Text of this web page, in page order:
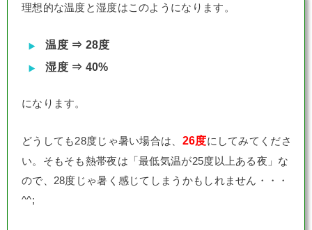
理想的な温度と湿度はこのようになります。
温度 ⇒ 28度
湿度 ⇒ 40%
になります。
どうしても28度じゃ暑い場合は、 26度にしてみてくださ
い。そもそも熱帯夜は「最低気温が25度以上ある夜」な
ので、28度じゃ暑く感じてしまうかもしれません・・・
^^;